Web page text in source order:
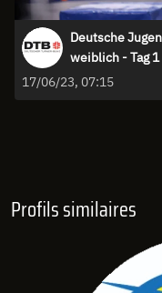
Deutsche
weiblich - Tag 1
17/06/23, 07:15
Profils similaires